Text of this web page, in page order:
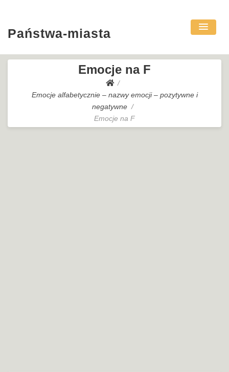
Państwa-miasta
Emocje na F
Emocje alfabetycznie – nazwy emocji – pozytywne i
negatywne
Emocje na F